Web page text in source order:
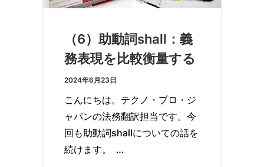
（6）助動詞shall：義
務表現を比較衡量する
2024年6月23日
こんにちは。テクノ・プロ・ジ
ャパンの法務翻訳担当です。今
回も助動詞shallについての話を
続けます。 …